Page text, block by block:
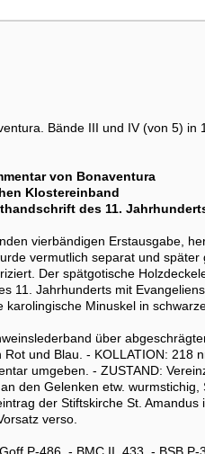
Bände III und IV (von 5) in
von Bonaventura
Klostereinband
des 11.
vierbändigen Erstausgabe,
vermutlich separat und
Der spätgotische
11. Jahrhunderts mit
Minuskel in
über
und Blau. - KOLLATION: 218
umgeben. - ZUSTAND:
den Gelenken etw. wurmstichig,
der Stiftskirche St.
verso.